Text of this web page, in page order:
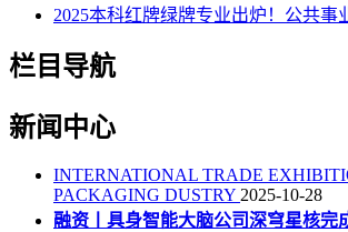
2025本科红牌绿牌专业出炉！公共事
栏目导航
新闻中心
INTERNATIONAL TRADE
PACKAGING DUSTRY 2025-10-28
融资丨具身智能大脑公司深穹星核完